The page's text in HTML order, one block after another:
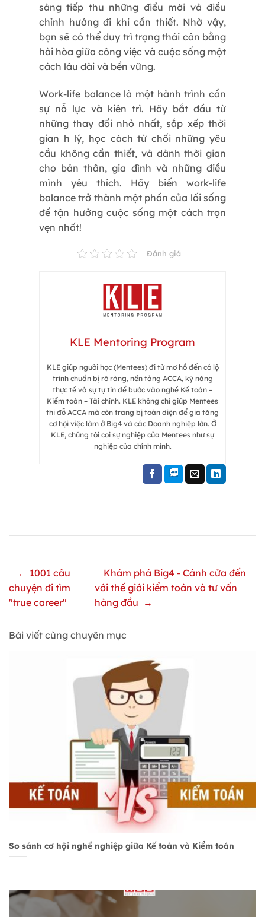
sàng tiếp thu những điều mới và điều
chỉnh hướng đi khi cần thiết. Nhờ vậy,
bạn sẽ có thể duy trì trạng thái cân bằng
hài hòa giữa công việc và cuộc sống một
cách lâu dài và bền vững.
Work-life balance là một hành trình cần
sự nỗ lực và kiên trì. Hãy bắt đầu từ
những thay đổi nhỏ nhất, sắp xếp thời
gian h lý, học cách từ chối những yêu
cầu không cần thiết, và dành thời gian
cho bản thân, gia đình và những điều
mình yêu thích. Hãy biến work-life
balance trở thành một phần của lối sống
để tận hưởng cuộc sống một cách trọn
vẹn nhất!
Đánh giá
KLE Mentoring Program
KLE giúp người học (Mentees) đi từ mơ hồ đến có lộ
trình chuẩn bị rõ ràng, nền tảng ACCA, kỹ năng
thực tế và sự tự tin để bước vào nghề Kế toán –
Kiểm toán – Tài chính. KLE không chỉ giúp Mentees
thi đỗ ACCA mà còn trang bị toàn diện để gia tăng
cơ hội việc làm ở Big4 và các Doanh nghiệp lớn. Ở
KLE, chúng tôi coi sự nghiệp của Mentees như sự
nghiệp của chính mình.
← 1001 câu
chuyện đi tìm
"true career"
Khám phá Big4 - Cánh cửa đến
với thế giới kiểm toán và tư vấn
hàng đầu →
Bài viết cùng chuyên mục
So sánh cơ hội nghề nghiệp giữa Kế toán và Kiểm toán